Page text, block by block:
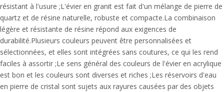
résistant à l'usure ;L'évier en granit est fait d'un mélange de pierre de
quartz et de résine naturelle, robuste et compacte.La combinaison
légère et résistante de résine répond aux exigences de
durabilité.Plusieurs couleurs peuvent être personnalisées et
sélectionnées, et elles sont intégrées sans coutures, ce qui les rend
faciles à assortir ;Le sens général des couleurs de l'évier en acrylique
est bon et les couleurs sont diverses et riches ;Les réservoirs d'eau
en pierre de cristal sont sujets aux rayures causées par des objets